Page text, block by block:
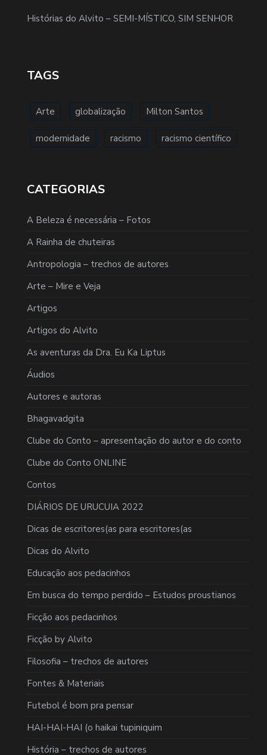
Histórias do Alvito – SEMI-MÍSTICO, SIM SENHOR
TAGS
Arte globalização Milton Santos
modernidade racismo racismo científico
CATEGORIAS
A Beleza é necessária – Fotos
A Rainha de chuteiras
Antropologia – trechos de autores
Arte – Mire e Veja
Artigos
Artigos do Alvito
As aventuras da Dra. Eu Ka Liptus
Áudios
Autores e autoras
Bhagavadgita
Clube do Conto – apresentação do autor e do conto
Clube do Conto ONLINE
Contos
DIÁRIOS DE URUCUIA 2022
Dicas de escritores(as para escritores(as
Dicas do Alvito
Educação aos pedacinhos
Em busca do tempo perdido – Estudos proustianos
Ficção aos pedacinhos
Ficção by Alvito
Filosofia – trechos de autores
Fontes & Materiais
Futebol é bom pra pensar
HAI-HAI-HAI (o haikai tupiniquim
História – trechos de autores